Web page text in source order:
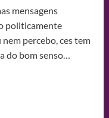
mensagens
politicamente
percebo, ces tem
do bom senso…